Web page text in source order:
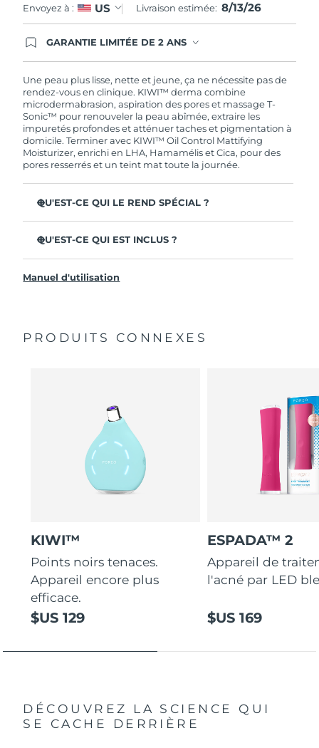
Envoyez à : US Livraison estimée: 8/13/26
GARANTIE LIMITÉE DE 2 ANS
FOREO. Cela signifie que si vous rencontrez des
problèmes avec votre appareil pendant les 2 ans
de garantie limitée, FOREO vous remplace ce
dernier gratuitement.
Une peau plus lisse, nette et jeune, ça ne nécessite pas de
rendez-vous en clinique. KIWI™ derma combine
microdermabrasion, aspiration des pores et massage T-
Sonic™ pour renouveler la peau abîmée, extraire les
impuretés profondes et atténuer taches et pigmentation à
domicile. Terminer avec KIWI™ Oil Control Mattifying
Moisturizer, enrichi en LHA, Hamamélis et Cica, pour des
pores resserrés et un teint mat toute la journée.
QU'EST-CE QUI LE REND SPÉCIAL ?
du visage, conçus pour ne jamais être remplacés.
6 intensités et 3 modes de massage personnalisent
QU'EST-CE QUI EST INCLUS ?
KIWI™ Oil Control Mattifying Moisturizer
Guide de démarrage rapide
Manuel d'utilisation
PRODUITS CONNEXES
KIWI™
Points noirs tenaces.
Appareil encore plus
efficace.
$US 129
ESPADA™ 2
Appareil de
l'acné par LED
$US 169
DÉCOUVREZ LA SCIENCE QUI
SE CACHE DERRIÈRE
Turquie Livraison estimée8/13/26
Émirats arabes unis Livraison estimée8/13/26
Royaume-Uni Livraison estimée
États-Unis Livraison estimée8/13/26
Ouzbékistan Livraison estimée